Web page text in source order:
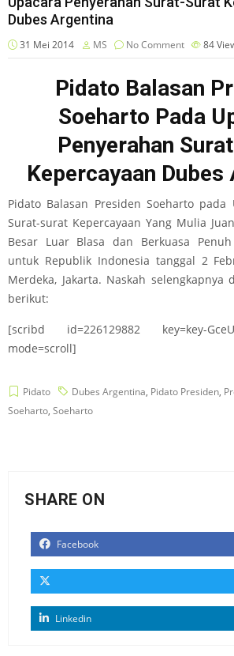
Dubes Argentina
31 Mei 2014 MS No Comment 84
Pidato Balasan
Soeharto Pada
Penyerahan
Kepercayaan Dubes
Pidato Balasan Presiden Soeharto pada
Surat-surat Kepercayaan Yang Mulia
Besar Luar Blasa dan Berkuasa
untuk Republik Indonesia tanggal 2
Merdeka, Jakarta. Naskah selengkapnya
berikut:
[scribd id=226129882 key=key-
mode=scroll]
Pidato Dubes Argentina, Pidato Presiden,
Soeharto, Soeharto
SHARE ON
Facebook
Linkedin